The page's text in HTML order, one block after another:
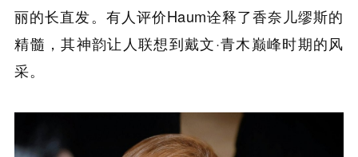
丽的长直发。有人评价Haum诠释了香奈儿缪斯的
精髓，其神韵让人联想到戴文·青木巅峰时期的风
采。